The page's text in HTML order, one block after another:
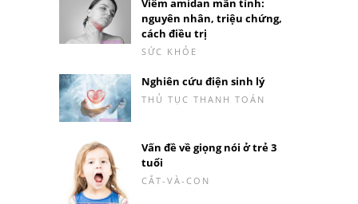
Viêm amidan mãn tính:
nguyên nhân, triệu chứng,
cách điều trị
SỨC KHỎE
Nghiên cứu điện sinh lý
THỦ TỤC THANH TOÁN
Vấn đề về giọng nói ở trẻ 3
tuổi
CẮT-VÀ-CON